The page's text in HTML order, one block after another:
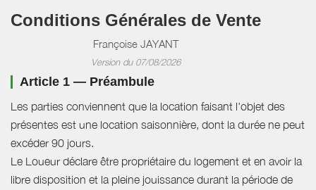
Conditions Générales de Vente
Françoise JAYANT
Version du 07/08/2026
Article 1 — Préambule
Les parties conviennent que la location faisant l'objet des
présentes est une location saisonnière, dont la durée ne peut
excéder 90 jours.
Le Loueur déclare être propriétaire du logement et en avoir la
libre disposition et la pleine jouissance durant la période de